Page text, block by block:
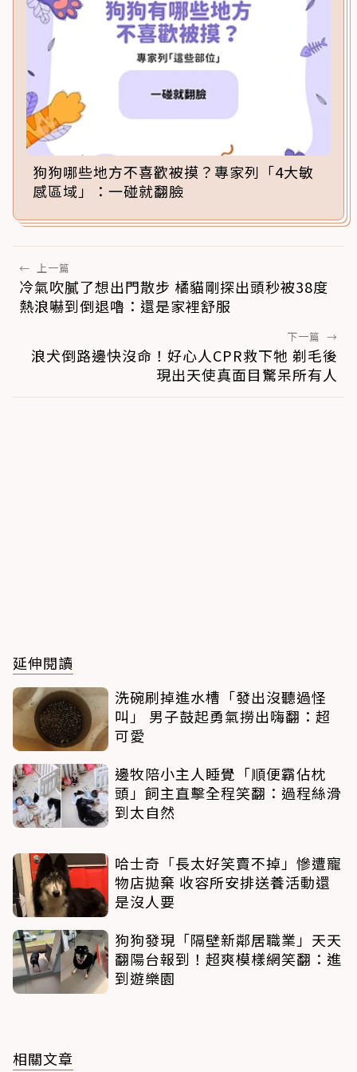
狗狗哪些地方不喜歡被摸？專家列「4大敏
感區域」：一碰就翻臉
← 上一篇
冷氣吹膩了想出門散步 橘貓剛探出頭秒被38度
熱浪嚇到倒退嚕：還是家裡舒服
下一篇 →
浪犬倒路邊快沒命！好心人CPR救下牠 剃毛後
現出天使真面目驚呆所有人
延伸閱讀
洗碗刷掉進水槽「發出沒聽過怪
叫」 男子鼓起勇氣撈出嗨翻：超
可愛
邊牧陪小主人睡覺「順便霸佔枕
頭」飼主直擊全程笑翻：過程絲滑
到太自然
哈士奇「長太好笑賣不掉」慘遭寵
物店拋棄 收容所安排送養活動還
是沒人要
狗狗發現「隔壁新鄰居職業」天天
翻陽台報到！超爽模樣網笑翻：進
到遊樂園
相關文章